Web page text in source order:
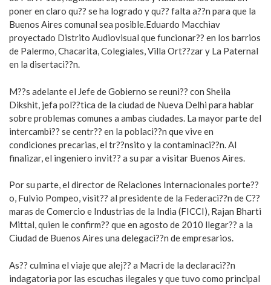
poner en claro qu?? se ha logrado y qu?? falta a??n para que la
Buenos Aires comunal sea posible.Eduardo Macchiav
proyectado Distrito Audiovisual que funcionar?? en los barrios
de Palermo, Chacarita, Colegiales, Villa Ort??zar y La Paternal
en la disertaci??n.
M??s adelante el Jefe de Gobierno se reuni?? con Sheila
Dikshit, jefa pol??tica de la ciudad de Nueva Delhi para hablar
sobre problemas comunes a ambas ciudades. La mayor parte del
intercambi?? se centr?? en la poblaci??n que vive en
condiciones precarias, el tr??nsito y la contaminaci??n. Al
finalizar, el ingeniero invit?? a su par a visitar Buenos Aires.
Por su parte, el director de Relaciones Internacionales porte??
o, Fulvio Pompeo, visit?? al presidente de la Federaci??n de C??
maras de Comercio e Industrias de la India (FICCI), Rajan Bharti
Mittal, quien le confirm?? que en agosto de 2010 llegar?? a la
Ciudad de Buenos Aires una delegaci??n de empresarios.
As?? culmina el viaje que alej?? a Macri de la declaraci??n
indagatoria por las escuchas ilegales y que tuvo como principal